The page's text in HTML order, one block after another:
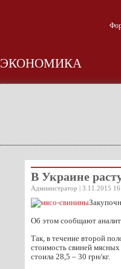
ЭКОНОМИКА
В Украине
Администратор | 3.11.2015
Об этом сообщают
Так, в течение второй
стоимость свиней
стоила 28,5 – 30 грн/кг.